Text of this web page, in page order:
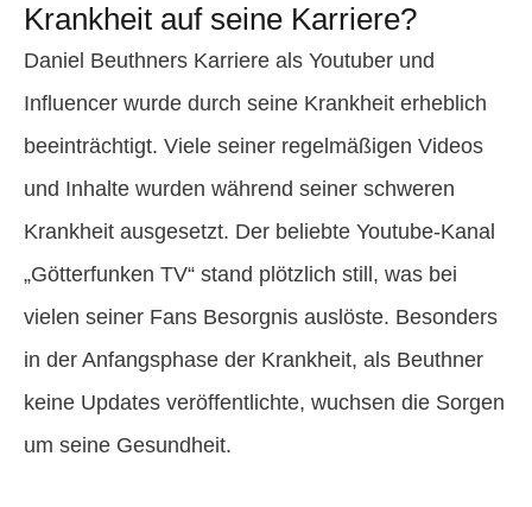
Krankheit auf seine Karriere?
Daniel Beuthners Karriere als Youtuber und
Influencer wurde durch seine Krankheit erheblich
beeinträchtigt. Viele seiner regelmäßigen Videos
und Inhalte wurden während seiner schweren
Krankheit ausgesetzt. Der beliebte Youtube-Kanal
„Götterfunken TV“ stand plötzlich still, was bei
vielen seiner Fans Besorgnis auslöste. Besonders
in der Anfangsphase der Krankheit, als Beuthner
keine Updates veröffentlichte, wuchsen die Sorgen
um seine Gesundheit.